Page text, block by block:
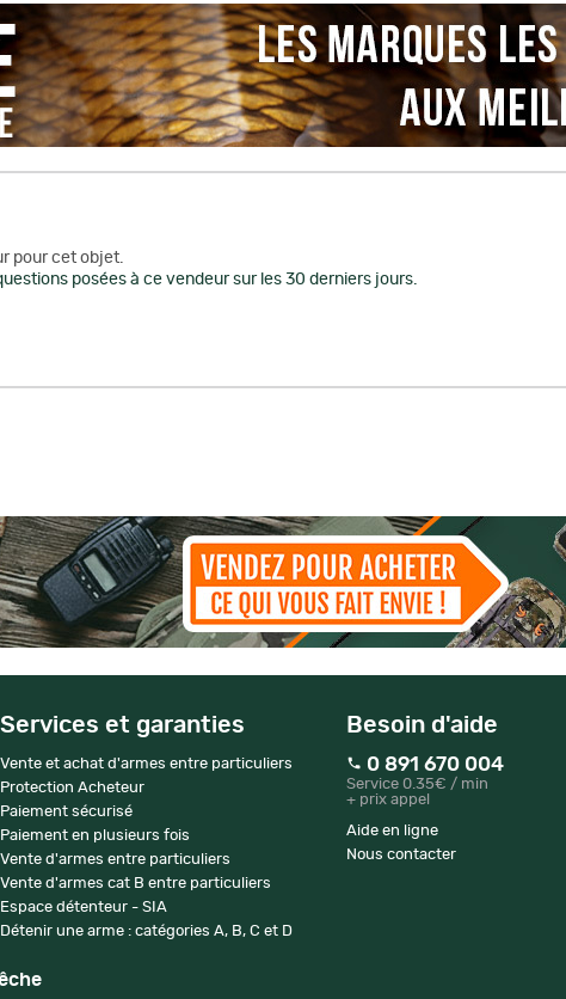
pour cet objet.
posées à ce vendeur sur les 30 derniers jours.
Services et garanties
Vente et achat d'armes entre particuliers
Protection Acheteur
Paiement sécurisé
Paiement en plusieurs fois
Vente d'armes entre particuliers
Vente d'armes cat B entre particuliers
Espace détenteur - SIA
Détenir une arme : catégories A, B, C et D
Besoin d'aide
0 891 670 004
Service 0.35€ / min
+ prix appel
Aide en ligne
Nous contacter